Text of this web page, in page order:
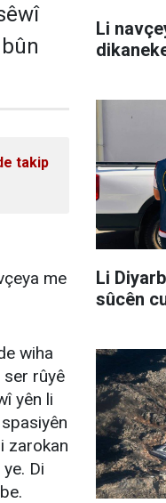
takip
me
wiha
ser rûyê
yên li
zarokan
Di
Li
Li
sûcên